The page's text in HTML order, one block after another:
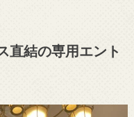
直結の専用エント